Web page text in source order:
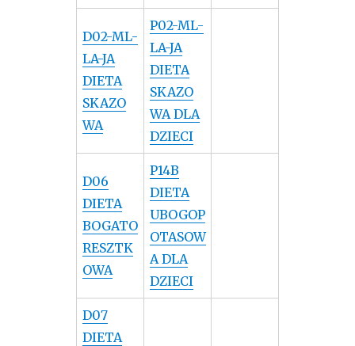
D02-ML-
LA-JA
DIETA
SKAZO
WA
P02-ML-
LA-JA
DIETA
SKAZO
WA DLA
DZIECI
D06
DIETA
BOGATO
RESZTK
OWA
P14B
DIETA
UBOGOP
OTASOW
A DLA
DZIECI
D07
DIETA